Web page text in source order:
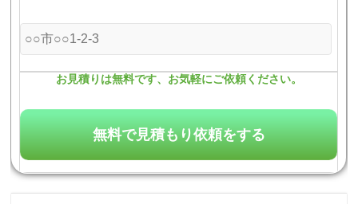
お見積りは無料です、お気軽にご依頼ください。